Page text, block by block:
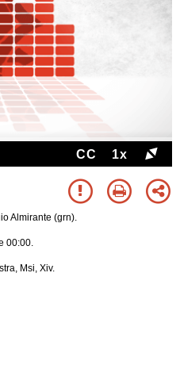
CC 1x
Almirante (grn).
00:00.
Msi, Xiv.